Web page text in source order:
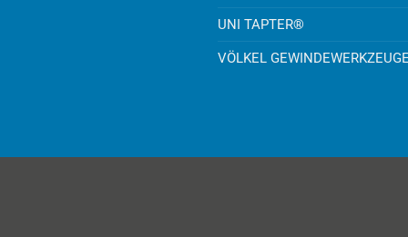
UNI TAPTER®
VÖLKEL GEWINDEWERKZEUGE